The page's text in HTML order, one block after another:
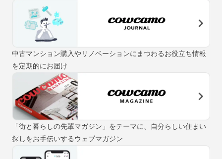
中古マンション購入やリノベーションにまつわるお役立ち情報
を定期的にお届け
「街と暮らしの先輩マガジン」をテーマに、自分らしい住まい
探しをお手伝いするウェブマガジン